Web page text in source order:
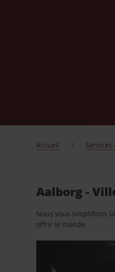
Accueil Services
Aalborg -
Nous vous simplifions
offrir le monde.